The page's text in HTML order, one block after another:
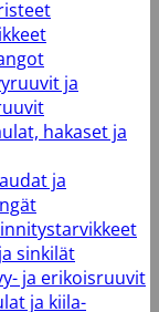
ja
hakaset ja
ja
sinkilät
ja erikoisruuvit
ja kiila-